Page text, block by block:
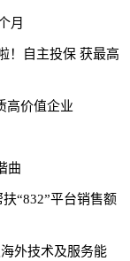
月
！自主投保 获最高
高价值企业
曲
“832”平台销售额
外技术及服务能